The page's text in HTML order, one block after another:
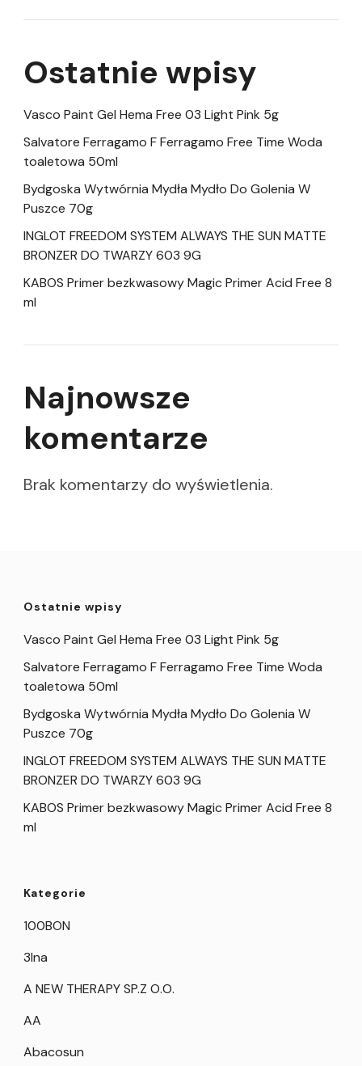
Ostatnie wpisy
Vasco Paint Gel Hema Free 03 Light Pink 5g
Salvatore Ferragamo F Ferragamo Free Time Woda
toaletowa 50ml
Bydgoska Wytwórnia Mydła Mydło Do Golenia W
Puszce 70g
INGLOT FREEDOM SYSTEM ALWAYS THE SUN MATTE
BRONZER DO TWARZY 603 9G
KABOS Primer bezkwasowy Magic Primer Acid Free 8
ml
Najnowsze
komentarze
Brak komentarzy do wyświetlenia.
Ostatnie wpisy
Vasco Paint Gel Hema Free 03 Light Pink 5g
Salvatore Ferragamo F Ferragamo Free Time Woda
toaletowa 50ml
Bydgoska Wytwórnia Mydła Mydło Do Golenia W
Puszce 70g
INGLOT FREEDOM SYSTEM ALWAYS THE SUN MATTE
BRONZER DO TWARZY 603 9G
KABOS Primer bezkwasowy Magic Primer Acid Free 8
ml
Kategorie
100BON
3Ina
A NEW THERAPY SP.Z O.O.
AA
Abacosun